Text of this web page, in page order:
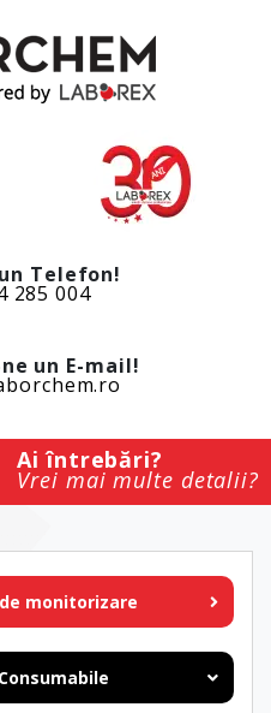
Telefon!
285 004
un E-mail!
Ai întrebări?
Vrei mai multe detalii?
monitorizare